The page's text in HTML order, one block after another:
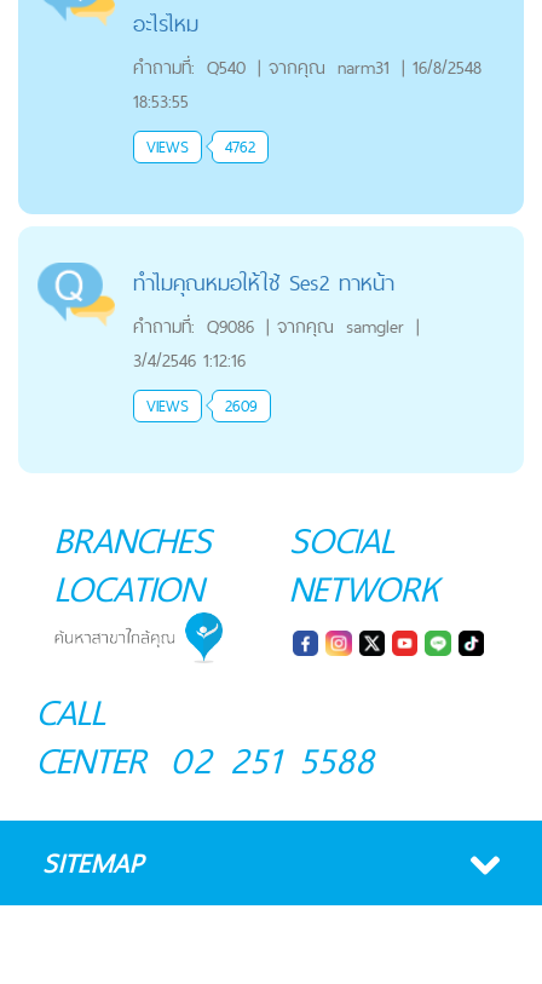
อะไรไหม
คำถามที่: Q540 | จากคุณ narm31 | 16/8/2548
18:53:55
VIEWS 4762
ทำไมคุณหมอให้ใช้ Ses2 ทาหน้า
คำถามที่: Q9086 | จากคุณ samgler |
3/4/2546 1:12:16
VIEWS 2609
BRANCHES
LOCATION
SOCIAL
NETWORK
CALL
CENTER 02 251 5588
SITEMAP